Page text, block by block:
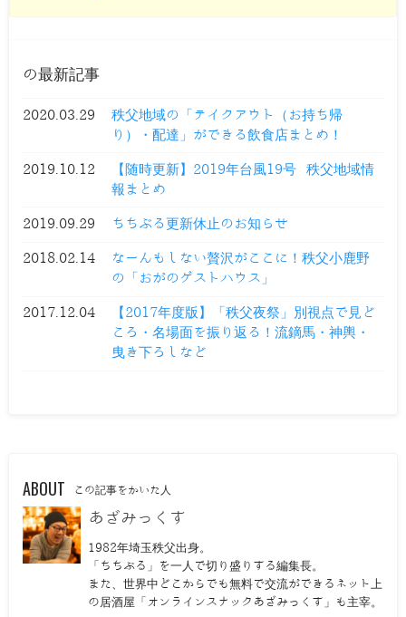
の最新記事
2020.03.29
秩父地域の「テイクアウト（お持ち帰
り）・配達」ができる飲食店まとめ！
2019.10.12
【随時更新】2019年台風19号 秩父地域情
報まとめ
2019.09.29 ちちぶる更新休止のお知らせ
2018.02.14
なーんもしない贅沢がここに！秩父小鹿野
の「おがのゲストハウス」
2017.12.04
【2017年度版】「秩父夜祭」別視点で見ど
ころ・名場面を振り返る！流鏑馬・神輿・
曳き下ろしなど
ABOUT この記事をかいた人
あざみっくす
1982年埼玉秩父出身。
「ちちぶる」を一人で切り盛りする編集長。
また、世界中どこからでも無料で交流ができるネット上
の居酒屋「オンラインスナックあざみっくす」も主宰。